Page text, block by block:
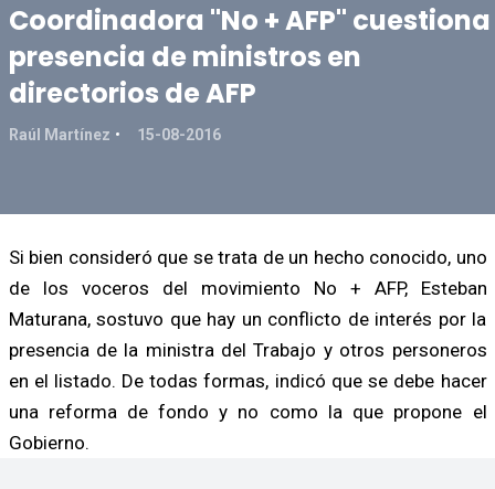
Coordinadora "No + AFP" cuestiona
presencia de ministros en
directorios de AFP
Raúl Martínez 15-08-2016
Si bien consideró que se trata de un hecho conocido, uno
de los voceros del movimiento No + AFP, Esteban
Maturana, sostuvo que hay un conflicto de interés por la
presencia de la ministra del Trabajo y otros personeros
en el listado. De todas formas, indicó que se debe hacer
una reforma de fondo y no como la que propone el
Gobierno.